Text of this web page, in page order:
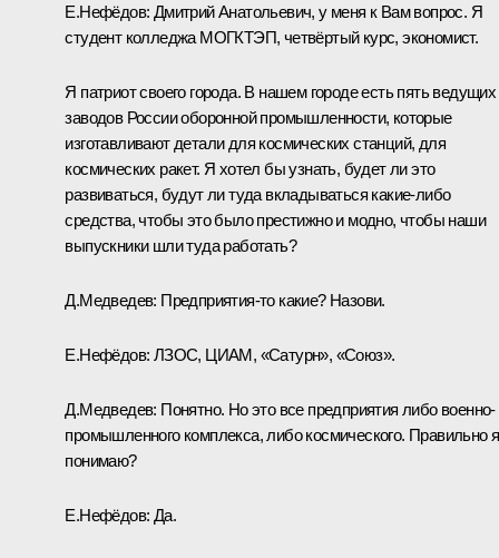
Е.Нефёдов: Дмитрий Анатольевич, у меня к Вам вопрос. Я
студент колледжа МОГКТЭП, четвёртый курс, экономист.
Я патриот своего города. В нашем городе есть пять ведущих
заводов России оборонной промышленности, которые
изготавливают детали для космических станций, для
космических ракет. Я хотел бы узнать, будет ли это
развиваться, будут ли туда вкладываться какие‑либо
средства, чтобы это было престижно и модно, чтобы наши
выпускники шли туда работать?
Д.Медведев: Предприятия‑то какие? Назови.
Е.Нефёдов: ЛЗОС, ЦИАМ, «Сатурн», «Союз».
Д.Медведев: Понятно. Но это все предприятия либо военно-
промышленного комплекса, либо космического. Правильно я
понимаю?
Е.Нефёдов: Да.